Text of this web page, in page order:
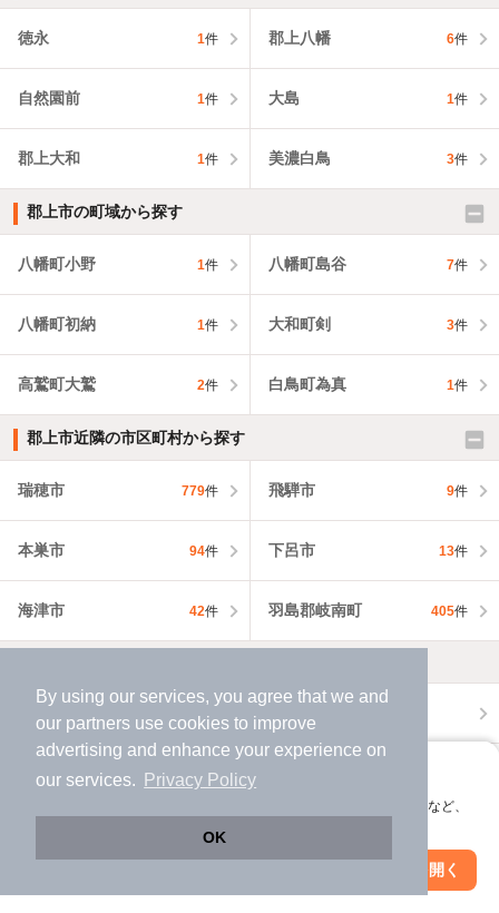
By using our services, you agree that we and
our partners use cookies to improve
advertising and enhance your experience on
our services.
Privacy Policy
OK
アプリに切り替えて、サクサクお部屋探し
会員登録なしですぐ使える。マップ検索やお気に入り保存など、
アプリを開く
徳永 1件 郡上八幡 6件
自然園前 1件 大島 1件
郡上大和 1件 美濃白鳥 3件
郡上市の町域から探す
八幡町小野 1件 八幡町島谷 7件
八幡町初納 1件 大和町剣 3件
高鷲町大鷲 2件 白鳥町為真 1件
郡上市近隣の市区町村から探す
瑞穂市 779件 飛騨市 9件
本巣市 94件 下呂市 13件
海津市 42件 羽島郡岐南町 405件
郡上市の不動産会社・不動産屋から探す
岐阜県の不動産会社・不動産屋から探す
絞り込み条件を変更